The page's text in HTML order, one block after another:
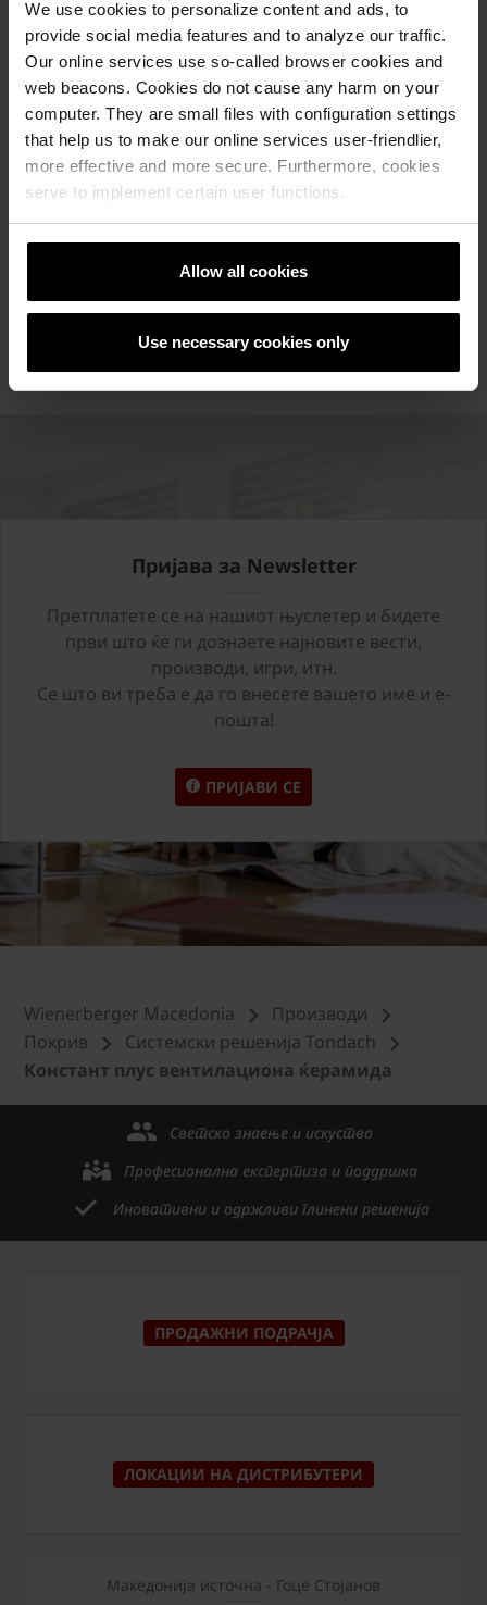
We use cookies to personalize content and ads, to
provide social media features and to analyze our traffic.
Our online services use so-called browser cookies and
web beacons. Cookies do not cause any harm on your
computer. They are small files with configuration settings
that help us to make our online services user-friendlier,
more effective and more secure. Furthermore, cookies
serve to implement certain user functions.
Allow all cookies
Use necessary cookies only
Референци
Пријава за Newsletter
Претплатете се на нашиот њуслетер и бидете
први што ќе ги дознаете најновите вести,
производи, игри, итн.
Се што ви треба е да го внесете вашето име и е-
пошта!
ПРИЈАВИ СЕ
Wienerberger Macedonia
Производи
Покрив
Системски решенија Tondach
Констант плус вентилациона ќерамида
Светско знаење и искуство
Професионална експертиза и поддршка
Иновативни и одржливи глинени решенија
ПРОДАЖНИ ПОДРАЧЈА
ЛОКАЦИИ НА ДИСТРИБУТЕРИ
Македонија источна - Гоце Стојанов